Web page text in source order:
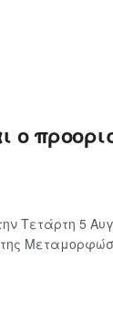
ο
Τετάρτη 5